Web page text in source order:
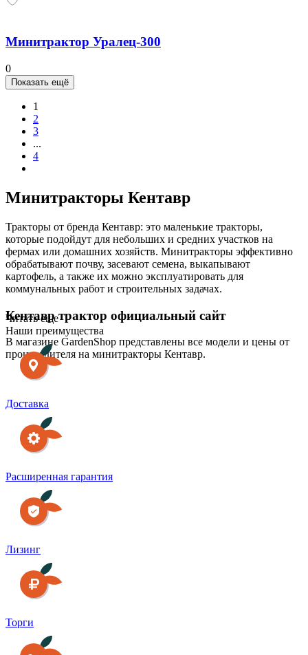
Минитрактор Уралец-300
0
Показать ещё
1
2
3
...
4
Минитракторы Кентавр
Тракторы от бренда Кентавр: это маленькие тракторы,
которые подойдут для небольших и средних участков на
фермах или домашних хозяйств. Минитракторы эффективно
обрабатывают почву, засевают семена, выкапывают
картофель, а также их можно эксплуатировать для
коммунальных работ и строительных задачах.
Кентавр трактор официальный сайт
В магазине GardenShop представлены все модели и цены от
производителя на минитракторы Кентавр.
Читать еще
Наши преимущества
Доставка
Расширенная гарантия
Лизинг
Торги